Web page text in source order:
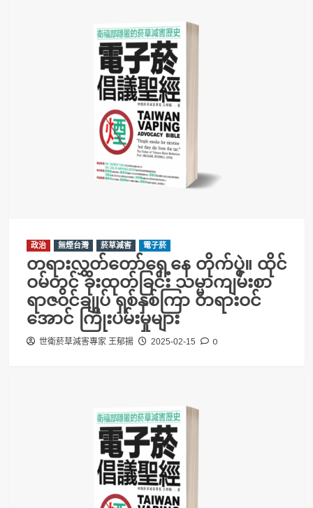
政治 無煙台灣 菸草減害 電子菸
တရားလွှတ်တော်ရှေ့နေ တိုက်ပွဲ။ ထိုင်
ဝမ်တွင် ခိုးထုတ်ခြင်း သမ္မာကျမ်းစာ
ရာဇဝင်ချုပ် ရှစ်နှစ်ကြာ တရားဝင်
အောင် ကြိုးပမ်းမှုများ
世衛菸草減害專家 王郁揚 2025-02-15 0